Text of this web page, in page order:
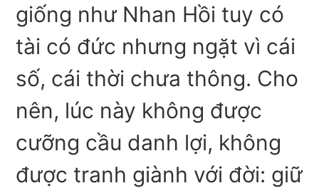
giống như Nhan Hồi tuy có
tài có đức nhưng ngặt vì cái
số, cái thời chưa thông. Cho
nên, lúc này không được
cưỡng cầu danh lợi, không
được tranh giành với đời: giữ